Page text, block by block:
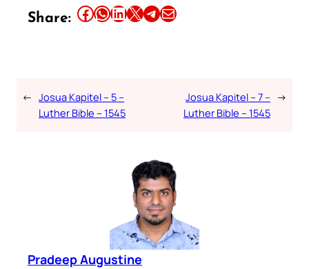
Share: Share this article on Facebook Share this article on WhatsApp Share this article on LinkedIn Share this article on X Share this article on TelegramEmail this Article
← Josua Kapitel – 5 –
Luther Bible – 1545
Josua Kapitel – 7 –
Luther Bible – 1545
→
Pradeep Augustine